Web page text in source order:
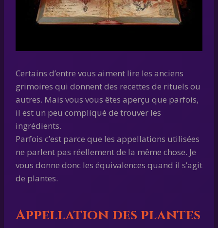
Certains d’entre vous aiment lire les anciens
grimoires qui donnent des recettes de rituels ou
autres. Mais vous vous êtes aperçu que parfois,
il est un peu compliqué de trouver les
ingrédients.
Parfois c’est parce que les appellations utilisées
ne parlent pas réellement de la même chose. Je
vous donne donc les équivalences quand il s’agit
de plantes.
Appellation des plantes